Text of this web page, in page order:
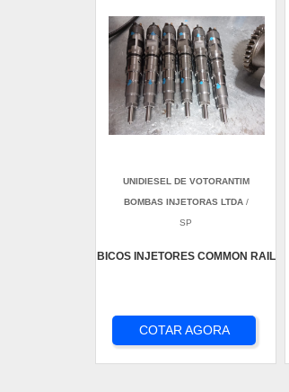
UNIDIESEL DE VOTORANTIM
BOMBAS INJETORAS LTDA/
SP
BICOS INJETORES COMMON RAIL
COTAR AGORA